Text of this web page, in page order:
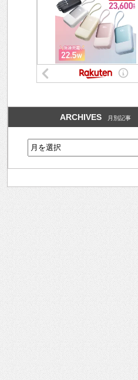
ARCHIVES 月別記事